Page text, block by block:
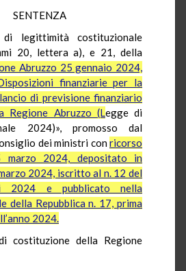
SENTENZA
legittimità costituzionale
20, lettera a), e 21, della
Abruzzo 25 gennaio 2024,
finanziarie per la
di previsione finanziario
Regione Abruzzo (Legge di
2024)», promosso dal
dei ministri conricorso
2024, depositato in
2024, iscritto al n. 12 del
2024 e pubblicato nella
della Repubblica n. 17, prima
2024.
costituzione della Regione